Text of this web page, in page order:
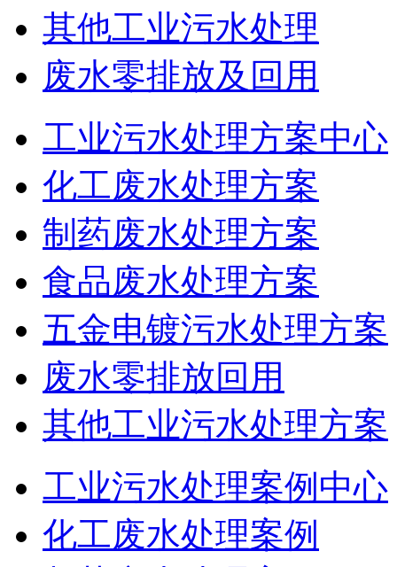
其他工业污水处理
废水零排放及回用
工业污水处理方案中心
化工废水处理方案
制药废水处理方案
食品废水处理方案
五金电镀污水处理方案
废水零排放回用
其他工业污水处理方案
工业污水处理案例中心
化工废水处理案例